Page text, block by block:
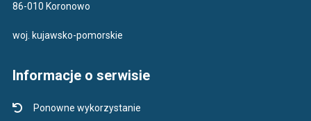
86-010 Koronowo
woj. kujawsko-pomorskie
Informacje o serwisie
Ponowne wykorzystanie